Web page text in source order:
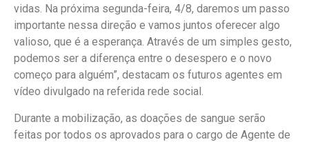
vidas. Na próxima segunda-feira, 4/8, daremos um passo
importante nessa direção e vamos juntos oferecer algo
valioso, que é a esperança. Através de um simples gesto,
podemos ser a diferença entre o desespero e o novo
começo para alguém”, destacam os futuros agentes em
vídeo divulgado na referida rede social.
Durante a mobilização, as doações de sangue serão
feitas por todos os aprovados para o cargo de Agente de